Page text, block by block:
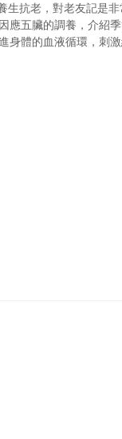
生抗老，對老友記是
五臟的調養，介紹
體的血液循環，刺